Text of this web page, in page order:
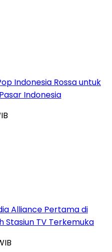
Indonesia Rossa untuk
Indonesia
Alliance Pertama di
Stasiun TV Terkemuka